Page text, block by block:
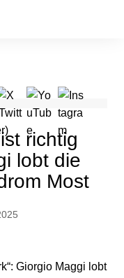
richtig
lobt die
Most